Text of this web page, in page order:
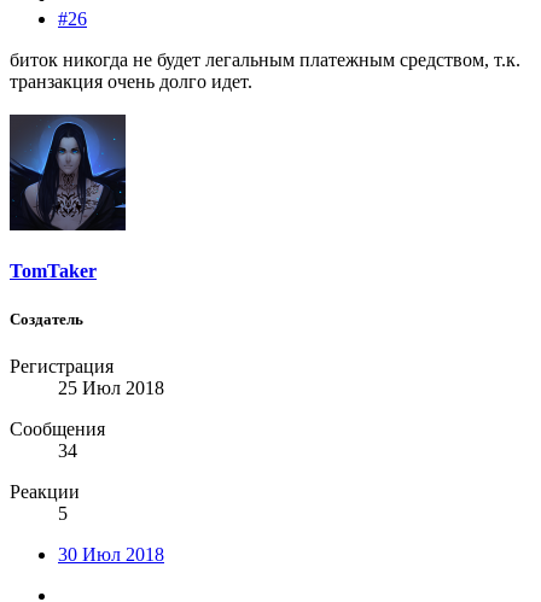
#26
биток никогда не будет легальным платежным средством, т.к.
транзакция очень долго идет.
TomTaker
Создатель
Регистрация
25 Июл 2018
Сообщения
34
Реакции
5
30 Июл 2018